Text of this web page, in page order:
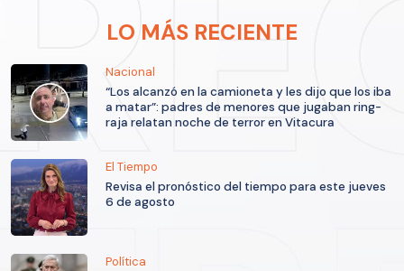
LO MÁS RECIENTE
Nacional
“Los alcanzó en la camioneta y les dijo que los iba
a matar”: padres de menores que jugaban ring-
raja relatan noche de terror en Vitacura
El Tiempo
Revisa el pronóstico del tiempo para este jueves
6 de agosto
Política